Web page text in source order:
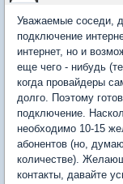
Уважаемые соседи,
подключение
интернет, но и
еще чего - нибудь
когда провайдеры
долго. Поэтому
подключение.
необходимо 10-15
абонентов (но,
количестве).
контакты, давайте